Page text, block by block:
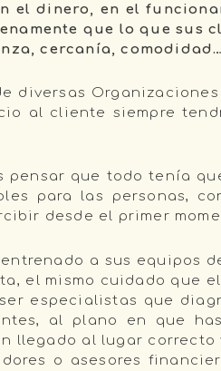
el dinero, en el
que lo que sus
cercanía,
diversas
al cliente siempre
pensar que todo tenía
para las personas,
desde el primer
a sus equipos
el mismo cuidado que
especialistas que
al plano en que
llegado al lugar
o asesores